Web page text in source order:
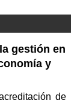
gestión en
y
de